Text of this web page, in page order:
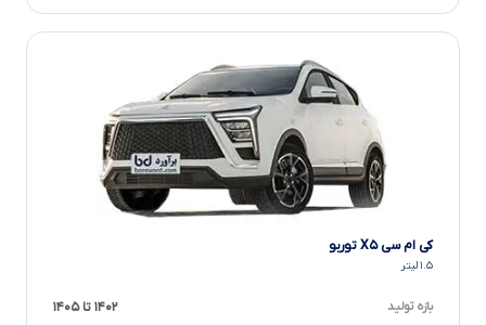
کی ام سی X۵ توربو
۱.۵ لیتر
بازه تولید ۱۴۰۲ تا ۱۴۰۵